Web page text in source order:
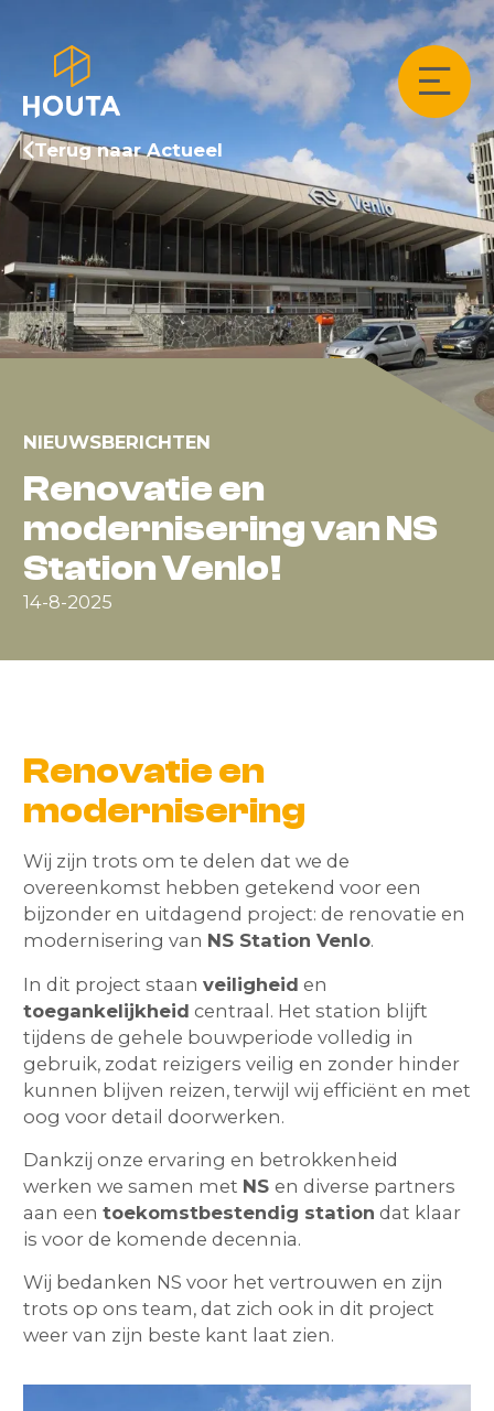
Terug naar Actueel
NIEUWSBERICHTEN
Renovatie en
modernisering van NS
Station Venlo!
14-8-2025
Renovatie en
modernisering
Wij zijn trots om te delen dat we de
overeenkomst hebben getekend voor een
bijzonder en uitdagend project: de renovatie en
modernisering van NS Station Venlo.
In dit project staan veiligheid en
toegankelijkheid centraal. Het station blijft
tijdens de gehele bouwperiode volledig in
gebruik, zodat reizigers veilig en zonder hinder
kunnen blijven reizen, terwijl wij efficiënt en met
oog voor detail doorwerken.
Dankzij onze ervaring en betrokkenheid
werken we samen met NS en diverse partners
aan een toekomstbestendig station dat klaar
is voor de komende decennia.
Wij bedanken NS voor het vertrouwen en zijn
trots op ons team, dat zich ook in dit project
weer van zijn beste kant laat zien.